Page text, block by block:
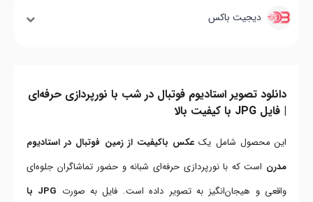
دیجیت باکس
دانلود تصویر استادیوم فوتبال در شب با نورپردازی حرفه‌ای
| فایل JPG با کیفیت بالا
این محصول شامل یک عکس باکیفیت از زمین فوتبال در استادیوم
مدرن است که با نورپردازی حرفه‌ای شبانه و حضور تماشاگران جلوه‌ای
واقعی و هیجان‌انگیز به تصویر داده است. فایل به صورت
JPG با